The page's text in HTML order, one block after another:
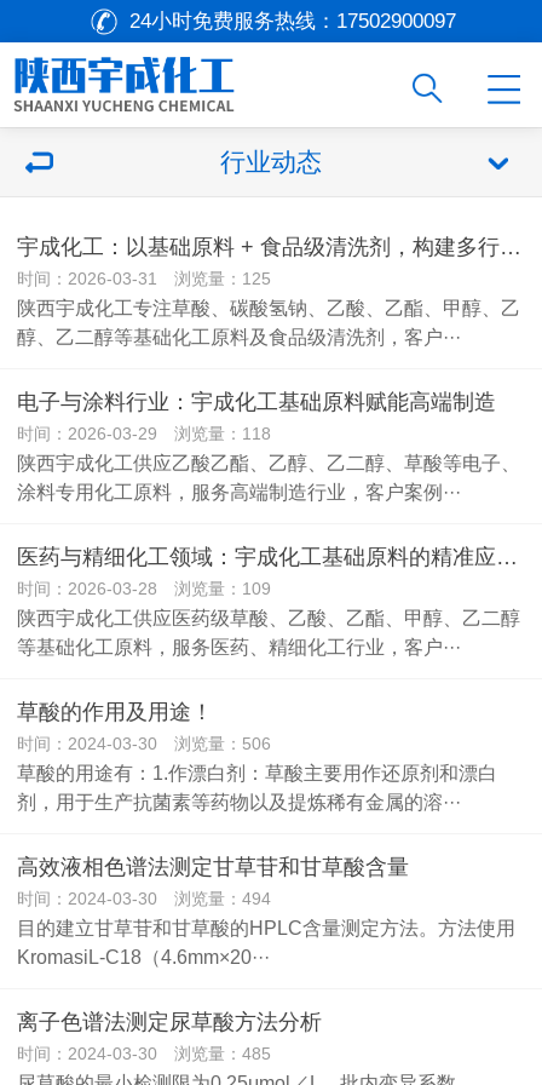
24小时免费服务热线： 17502900097
行业动态
宇成化工：以基础原料 + 食品级清洗剂，构建多行业合作生态
时间：2026-03-31 浏览量：125
陕西宇成化工专注草酸、碳酸氢钠、乙酸、乙酯、甲醇、乙
醇、乙二醇等基础化工原料及食品级清洗剂，客户···
电子与涂料行业：宇成化工基础原料赋能高端制造
时间：2026-03-29 浏览量：118
陕西宇成化工供应乙酸乙酯、乙醇、乙二醇、草酸等电子、
涂料专用化工原料，服务高端制造行业，客户案例···
医药与精细化工领域：宇成化工基础原料的精准应用案例
时间：2026-03-28 浏览量：109
陕西宇成化工供应医药级草酸、乙酸、乙酯、甲醇、乙二醇
等基础化工原料，服务医药、精细化工行业，客户···
草酸的作用及用途！
时间：2024-03-30 浏览量：506
草酸的用途有：1.作漂白剂：草酸主要用作还原剂和漂白
剂，用于生产抗菌素等药物以及提炼稀有金属的溶···
高效液相色谱法测定甘草苷和甘草酸含量
时间：2024-03-30 浏览量：494
目的建立甘草苷和甘草酸的HPLC含量测定方法。方法使用
KromasiL-C18（4.6mm×20···
离子色谱法测定尿草酸方法分析
时间：2024-03-30 浏览量：485